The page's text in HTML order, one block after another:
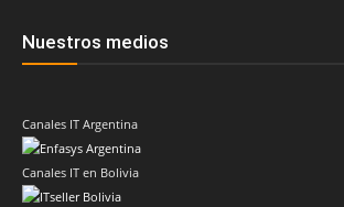
Nuestros medios
Canales IT Argentina
Canales IT en Bolivia